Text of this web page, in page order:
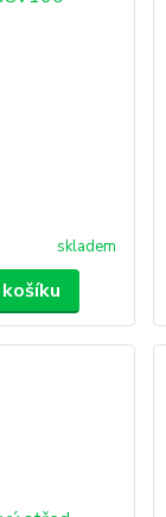
skladem